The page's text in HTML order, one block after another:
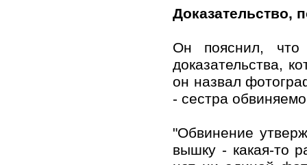
Доказательство,
Он пояснил, что
доказательства,
он назвал
- сестра
"Обвинение
вышку - какая-то